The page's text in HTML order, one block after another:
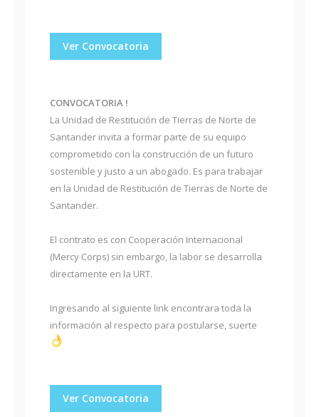
Ver Convocatoria
CONVOCATORIA !
La Unidad de Restitución de Tierras de Norte de
Santander invita a formar parte de su equipo
comprometido con la construcción de un futuro
sostenible y justo a un abogado. Es para trabajar
en la Unidad de Restitución de Tierras de Norte de
Santander.
El contrato es con Cooperación Internacional
(Mercy Corps) sin embargo, la labor se desarrolla
directamente en la URT.
Ingresando al siguiente link encontrara toda la
información al respecto para postularse, suerte
Ver Convocatoria